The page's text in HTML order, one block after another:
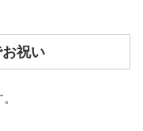
祝い